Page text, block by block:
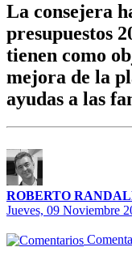
La consejera
presupuestos
tienen como
mejora de la
ayudas a las
ROBERTO
Jueves, 09 Noviembre